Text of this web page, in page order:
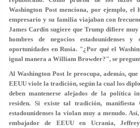
Washington Post menciona, por ejemplo, el
empresario y su familia viajaban con
James Cardin sugiere que Trump difiere
hombres de negocios estadounidenses y
oportunidades en Rusia. "¿Por qué el
igual manera a William Browder?", se
Al Washington Post le preocupa, además,
EEUU viole la tradición, según la cual los
deben mantenerse alejados de la política
residen. Si existe tal tradición, manifiesta
estadounidenses la violan muy a menudo.
embajador de EEUU en Ucrania,